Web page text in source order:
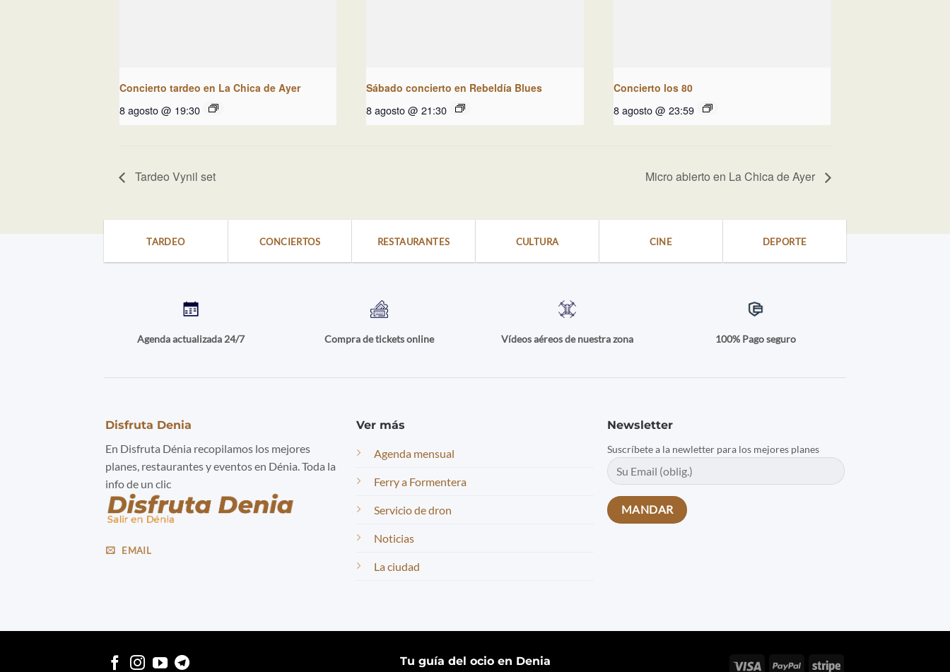
Concierto tardeo en La Chica de Ayer
8 agosto @ 19:30
Sábado concierto en Rebeldía Blues
8 agosto @ 21:30
Concierto los 80
8 agosto @ 23:59
Tardeo Vynil set Micro abierto en La Chica de Ayer
TARDEO CONCIERTOS RESTAURANTES CULTURA CINE DEPORTE
Agenda actualizada 24/7 Compra de tickets online Vídeos aéreos de nuestra zona 100% Pago seguro
Disfruta Denia
En Disfruta Dénia recopilamos los mejores
planes, restaurantes y eventos en Dénia. Toda la
info de un clic
EMAIL
Ver más
Agenda mensual
Ferry a Formentera
Servicio de dron
Noticias
La ciudad
Newsletter
Suscríbete a la newletter para los mejores planes
Tu guía del ocio en Denia Visa PayPal Stripe